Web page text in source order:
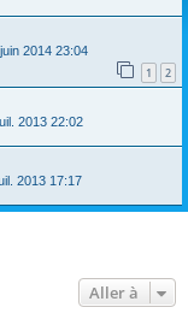
2014 23:04
1 2
2013 22:02
2013 17:17
Aller à